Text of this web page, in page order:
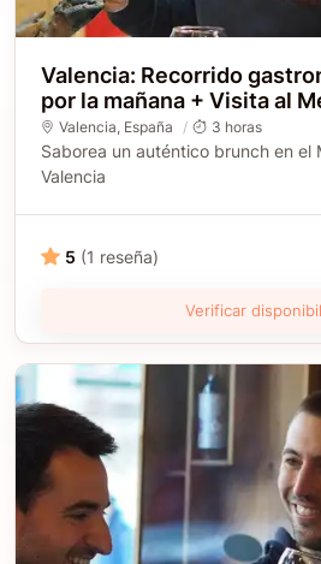
Valencia: Recorrido
por la mañana + Visita al
Valencia España 3 horas
Saborea un auténtico brunch en el
Valencia
5 (1 reseña)
Verificar